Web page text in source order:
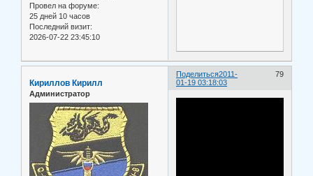
Провел на форуме:
25 дней 10 часов
Последний визит:
2026-07-22 23:45:10
Поделиться 79
2011-
01-19 03:18:03
Кириллов Кирилл
Администратор